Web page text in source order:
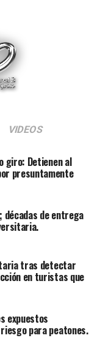
VIDEOS
giro: Detienen al
presuntamente
décadas de entrega
tras detectar
en turistas que
expuestos
para peatones.